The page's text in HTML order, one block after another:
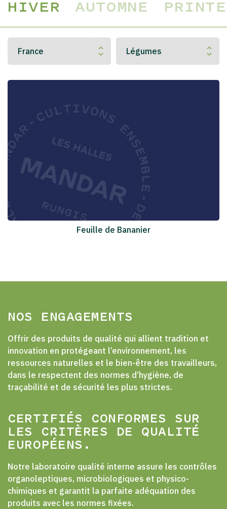
HIVER AUTOMNE
Feuille de Bananier
NOS ENGAGEMENTS
Offrir des produits de qualité qui allient tradition et
innovation en protégeant l’environnement, les
ressources naturelles et le bien-être des travailleurs,
dans le respectent des normes d’hygiène, de
traçabilité et de sécurité les plus strictes.
CERTIFIÉS CONFORMES SUR
LES CRITÈRES DE QUALITÉ
EUROPÉENS.
Notre laboratoire qualité interne assure les contrôles
organoleptiques, microbiologiques et physico-
chimiques et garantit la parfaite adéquation des
produits avec les normes fixées.